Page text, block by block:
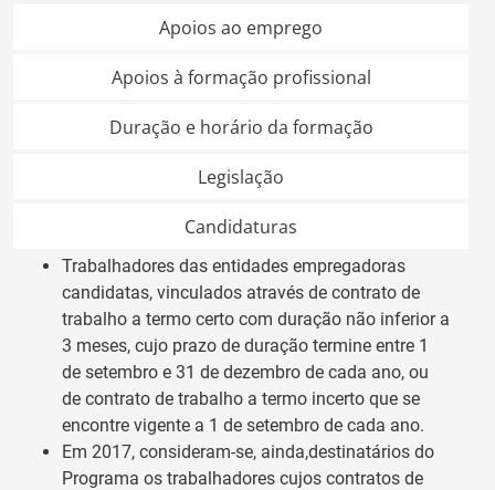
Apoios ao emprego
Apoios à formação profissional
Duração e horário da formação
Legislação
Candidaturas
Trabalhadores das entidades empregadoras
candidatas, vinculados através de contrato de
trabalho a termo certo com duração não inferior a
3 meses, cujo prazo de duração termine entre 1
de setembro e 31 de dezembro de cada ano, ou
de contrato de trabalho a termo incerto que se
encontre vigente a 1 de setembro de cada ano.
Em 2017, consideram-se, ainda,destinatários do
Programa os trabalhadores cujos contratos de